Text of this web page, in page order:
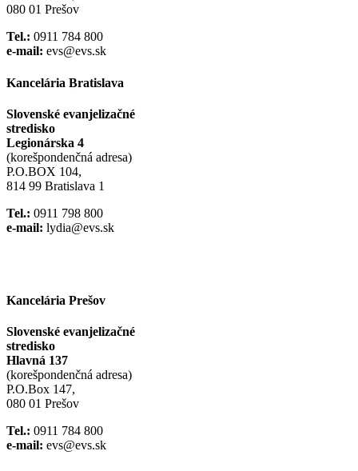
080 01 Prešov
Tel.: 0911 784 800
e-mail: evs@evs.sk
Kancelária Bratislava
Slovenské evanjelizačné
stredisko
Legionárska 4
(korešpondenčná adresa)
P.O.BOX 104,
814 99 Bratislava 1
Tel.: 0911 798 800
e-mail: lydia@evs.sk
Kancelária Prešov
Slovenské evanjelizačné
stredisko
Hlavná 137
(korešpondenčná adresa)
P.O.Box 147,
080 01 Prešov
Tel.: 0911 784 800
e-mail: evs@evs.sk